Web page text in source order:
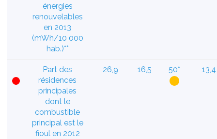
énergies
renouvelables
en 2013
(mWh/10 000
hab.)**
Part des
résidences
principales
dont le
combustible
principal est le
fioul en 2012
26,9 16,5 50* 13,4